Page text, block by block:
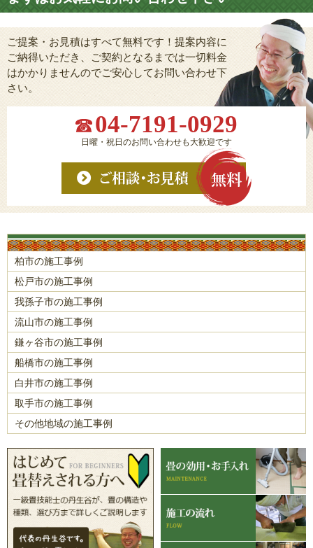
ご提案・お見積はすべて無料です！提案内容に
ご納得いただき、ご契約となるまでは一切料金
はかかりませんのでご安心してお問い合わせ下
さい。
04-7191-0929
日曜・祝日のお問い合わせも大歓迎です
柏市の施工事例
松戸市の施工事例
我孫子市の施工事例
流山市の施工事例
鎌ヶ谷市の施工事例
船橋市の施工事例
白井市の施工事例
取手市の施工事例
その他地域の施工事例